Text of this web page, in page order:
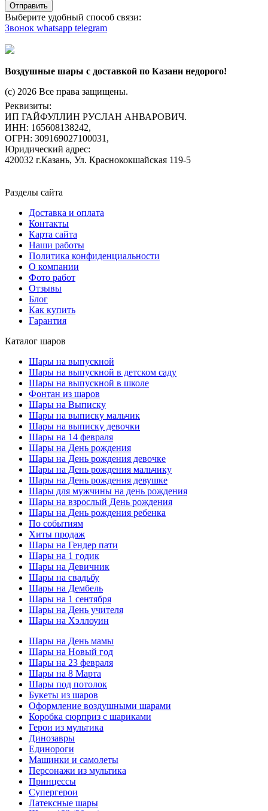
Отправить
Выберите удобный способ связи:
Звонок whatsapp telegram
Воздушные шары с доставкой по Казани недорого!
(c) 2026 Все права защищены.
Реквизиты:
ИП ГАЙФУЛЛИН РУСЛАН АНВАРОВИЧ.
ИНН: 165608138242,
ОГРН: 309169027100031,
Юридический адрес:
420032 г.Казань, Ул. Краснококшайская 119-5
Разделы сайта
Доставка и оплата
Контакты
Карта сайта
Наши работы
Политика конфиденциальности
О компании
Фото работ
Отзывы
Блог
Как купить
Гарантия
Каталог шаров
Шары на выпускной
Шары на выпускной в детском саду
Шары на выпускной в школе
Фонтан из шаров
Шары на Выписку
Шары на выписку мальчик
Шары на выписку девочки
Шары на 14 февраля
Шары на День рождения
Шары на День рождения девочке
Шары на День рождения мальчику
Шары на День рождения девушке
Шары для мужчины на день рождения
Шары на взрослый День рождения
Шары на День рождения ребенка
По событиям
Хиты продаж
Шары на Гендер пати
Шары на 1 годик
Шары на Девичник
Шары на свадьбу
Шары на Дембель
Шары на 1 сентября
Шары на День учителя
Шары на Хэллоуин
Шары на День мамы
Шары на Новый год
Шары на 23 февраля
Шары на 8 Марта
Шары под потолок
Букеты из шаров
Оформление воздушными шарами
Коробка сюрприз с шариками
Герои из мультика
Динозавры
Единороги
Машинки и самолеты
Персонажи из мультика
Принцессы
Супергерои
Латексные шары